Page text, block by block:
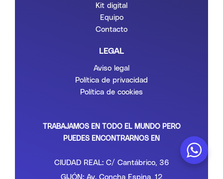
Kit digital
Equipo
Contacto
LEGAL
Aviso legal
Política de privacidad
Política de cookies
TRABAJAMOS EN TODO EL MUNDO PERO
PUEDES ENCONTRARNOS EN
CIUDAD REAL: C/ Cantábrico, 36
GIJÓN: Av. Concha Espina, 12